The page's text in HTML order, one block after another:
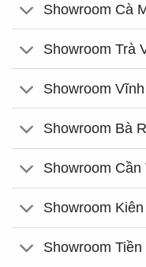
Showroom Cà
Showroom Trà
Showroom
Showroom Bà
Showroom Cần
Showroom
Showroom Tiền